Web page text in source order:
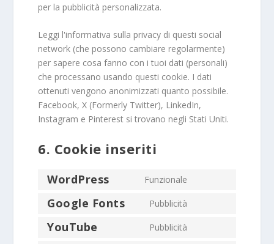
per la pubblicità personalizzata.
Leggi l'informativa sulla privacy di questi social
network (che possono cambiare regolarmente)
per sapere cosa fanno con i tuoi dati (personali)
che processano usando questi cookie. I dati
ottenuti vengono anonimizzati quanto possibile.
Facebook, X (Formerly Twitter), LinkedIn,
Instagram e Pinterest si trovano negli Stati Uniti.
6. Cookie inseriti
WordPress Funzionale
Google Fonts Pubblicità
YouTube Pubblicità